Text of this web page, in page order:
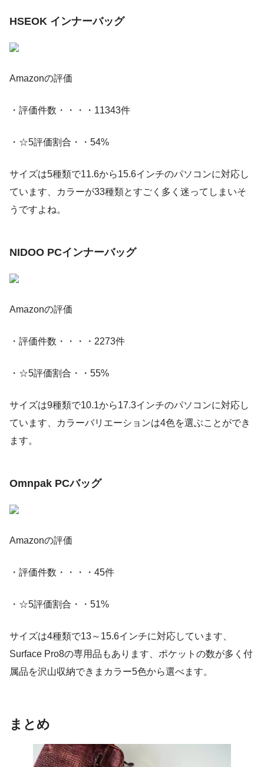
HSEOK インナーバッグ
Amazonの評価
・評価件数・・・・11343件
・☆5評価割合・・54%
サイズは5種類で11.6から15.6インチのパソコンに対応し
ています、カラーが33種類とすごく多く迷ってしまいそ
うですよね。
NIDOO PCインナーバッグ
Amazonの評価
・評価件数・・・・2273件
・☆5評価割合・・55%
サイズは9種類で10.1から17.3インチのパソコンに対応し
ています、カラーバリエーションは4色を選ぶことができ
ます。
Omnpak PCバッグ
Amazonの評価
・評価件数・・・・45件
・☆5評価割合・・51%
サイズは4種類で13～15.6インチに対応しています、
Surface Pro8の専用品もあります、ポケットの数が多く付
属品を沢山収納できまカラー5色から選べます。
まとめ